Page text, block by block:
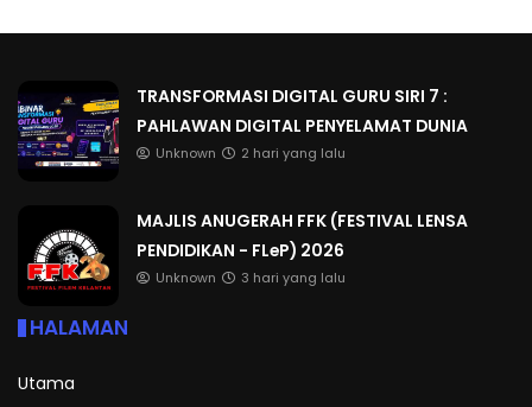
TRANSFORMASI DIGITAL GURU SIRI 7 :
PAHLAWAN DIGITAL PENYELAMAT DUNIA
Unknown 2 hari yang lalu
MAJLIS ANUGERAH FFK (FESTIVAL LENSA
PENDIDIKAN - FLeP) 2026
Unknown 3 hari yang lalu
HALAMAN
Utama